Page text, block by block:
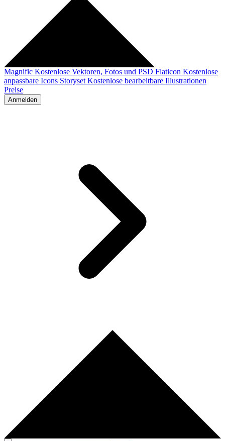
Magnific Kostenlose Vektoren, Fotos und PSD Flaticon Kostenlose
anpassbare Icons Storyset Kostenlose bearbeitbare Illustrationen
Preise
Anmelden